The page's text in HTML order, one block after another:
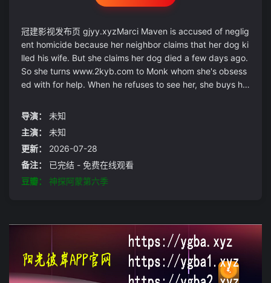
冠建影视发布页 gjyy.xyzMarci Maven is accused of neglig
ent homicide because her neighbor claims that her dog ki
lled his wife. But she claims her dog died a few days ago.
So she turns www.2kyb.com to Monk whom she's obsess
ed with for help. When he refuses to see her, she buys hi
ned and when he looks a things he discovers a few anom
导演：
未知
主演：
未知
更新：
2026-07-28
备注：
已完结 - 免费在线观看
豆瓣：
神探阿蒙第六季